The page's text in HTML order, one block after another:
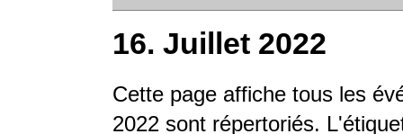
16. Juillet 2022
Cette page affiche tous les
2022 sont répertoriés.